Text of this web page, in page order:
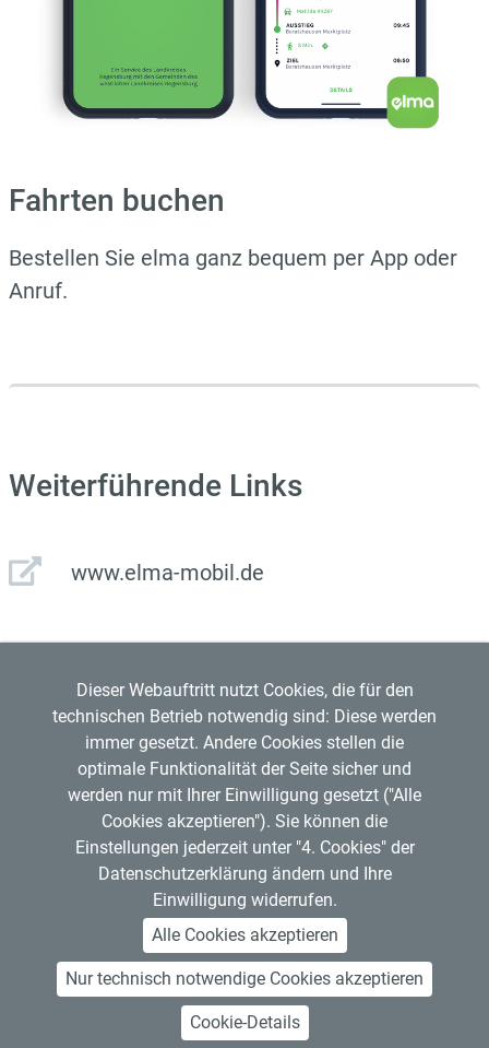
Fahrten buchen
Bestellen Sie elma ganz bequem per App oder
Anruf.
Weiterführende Links
www.elma-mobil.de
Regensburger Verkehrsverbund GmbH
VDV
Copyright © 2026 RVV
RVV-Kundenzentrum
Hemauerstr. 1, 93047 Regensburg
Telefon: 0941 20495555
Über den RVVKontaktImpressumDatenschutz
Art. 13 InformationspflichtenBarrierefreiheitOpen Data
Dieser Webauftritt nutzt Cookies, die für den
technischen Betrieb notwendig sind: Diese werden
immer gesetzt. Andere Cookies stellen die
optimale Funktionalität der Seite sicher und
werden nur mit Ihrer Einwilligung gesetzt ("Alle
Cookies akzeptieren"). Sie können die
Einstellungen jederzeit unter "4. Cookies" der
Datenschutzerklärung ändern und Ihre
Einwilligung widerrufen.
Alle Cookies akzeptieren
Nur technisch notwendige Cookies akzeptieren
Cookie-Details